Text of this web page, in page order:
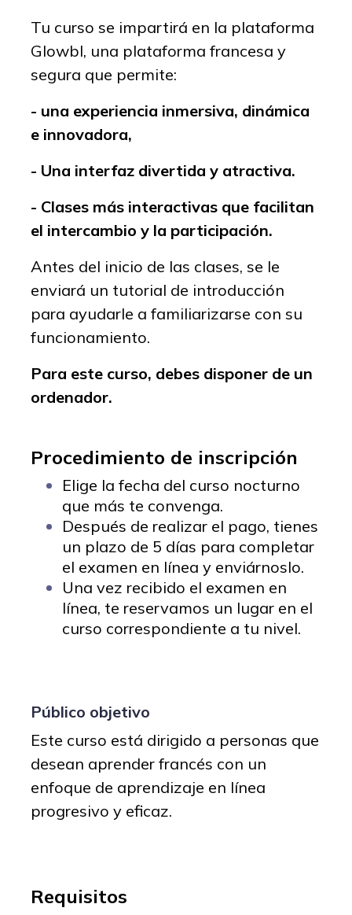
Tu curso se impartirá en la plataforma
Glowbl, una plataforma francesa y
segura que permite:
- una experiencia inmersiva, dinámica
e innovadora,
- Una interfaz divertida y atractiva.
- Clases más interactivas que facilitan
el intercambio y la participación.
Antes del inicio de las clases, se le
enviará un tutorial de introducción
para ayudarle a familiarizarse con su
funcionamiento.
Para este curso, debes disponer de un
ordenador.
Procedimiento de inscripción
Elige la fecha del curso nocturno
que más te convenga.
Después de realizar el pago, tienes
un plazo de 5 días para completar
el examen en línea y enviárnoslo.
Una vez recibido el examen en
línea, te reservamos un lugar en el
curso correspondiente a tu nivel.
Público objetivo
Este curso está dirigido a personas que
desean aprender francés con un
enfoque de aprendizaje en línea
progresivo y eficaz.
Requisitos